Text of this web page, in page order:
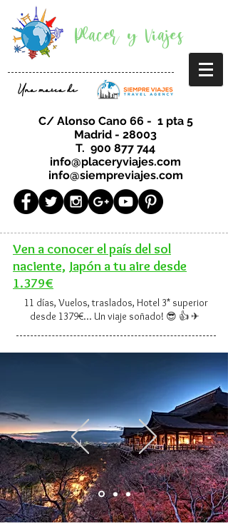
Placer y Viajes
Una marca de
C/ Alonso Cano 66 - 1 pta 5
Madrid - 28003
T. 900 877 744
info@placeryviajes.com
info@siempreviajes.com
Ven a conocer el país del sol
naciente, Japón a tu aire desde
1.379€
11 días, Vuelos, traslados, Hotel 3* superior
desde 1379€... Un viaje soñado! 😎 👍 ✈